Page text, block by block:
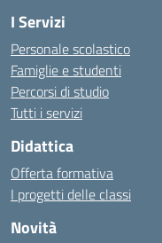
I Servizi
Personale scolastico
Famiglie e studenti
Percorsi di studio
Tutti i servizi
Didattica
Offerta formativa
I progetti delle classi
Novità